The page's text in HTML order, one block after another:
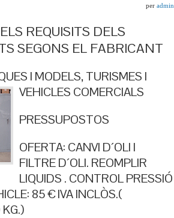
per admin
REQUISITS DELS
SEGONS EL FABRICANT
I MODELS, TURISMES I
VEHICLES COMERCIALS
PRESSUPOSTOS
OFERTA: CANVI D´OLI I
FILTRE D´OLI. REOMPLIR
LIQUIDS . CONTROL PRESSIÓ
85 € IVA INCLÒS.(